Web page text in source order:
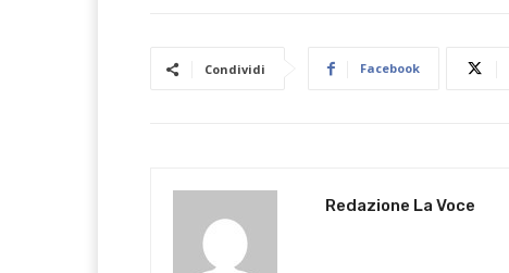
Condividi Facebook
Redazione La Voce